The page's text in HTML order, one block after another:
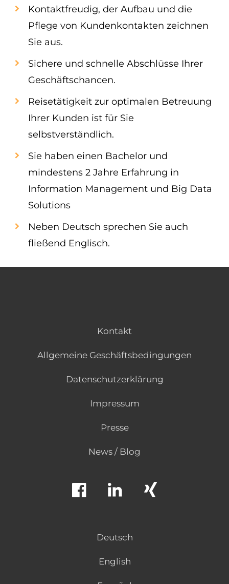
Kontaktfreudig, der Aufbau und die
Pflege von Kundenkontakten zeichnen
Sie aus.
Sichere und schnelle Abschlüsse Ihrer
Geschäftschancen.
Reisetätigkeit zur optimalen Betreuung
Ihrer Kunden ist für Sie
selbstverständlich.
Sie haben einen Bachelor und
mindestens 2 Jahre Erfahrung in
Information Management und Big Data
Solutions
Neben Deutsch sprechen Sie auch
fließend Englisch.
Kontakt
Allgemeine Geschäftsbedingungen
Datenschutzerklärung
Impressum
Presse
News / Blog
Deutsch
English